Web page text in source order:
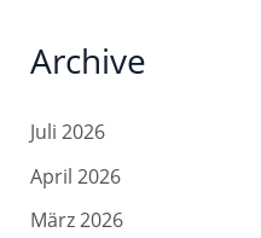
Archive
Juli 2026
April 2026
März 2026